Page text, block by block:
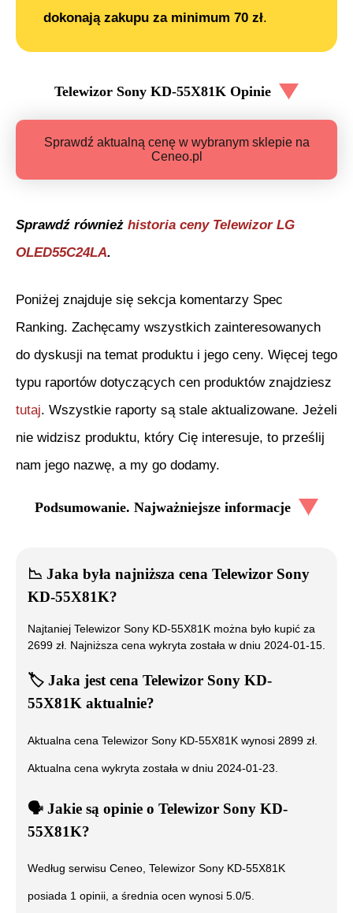
dokonają zakupu za minimum 70 zł.
Telewizor Sony KD-55X81K Opinie
Sprawdź aktualną cenę w wybranym sklepie na
Ceneo.pl
Sprawdź również historia ceny Telewizor LG
OLED55C24LA.
Poniżej znajduje się sekcja komentarzy Spec
Ranking. Zachęcamy wszystkich zainteresowanych
do dyskusji na temat produktu i jego ceny. Więcej tego
typu raportów dotyczących cen produktów znajdziesz
tutaj. Wszystkie raporty są stale aktualizowane. Jeżeli
nie widzisz produktu, który Cię interesuje, to prześlij
nam jego nazwę, a my go dodamy.
Podsumowanie. Najważniejsze informacje
📉 Jaka była najniższa cena Telewizor Sony
KD-55X81K?
Najtaniej Telewizor Sony KD-55X81K można było kupić za
2699 zł. Najniższa cena wykryta została w dniu 2024-01-15
🏷️ Jaka jest cena Telewizor Sony KD-
55X81K aktualnie?
Aktualna cena Telewizor Sony KD-55X81K wynosi 2899 zł.
Aktualna cena wykryta została w dniu 2024-01-23
🗣️ ️ Jakie są opinie o Telewizor Sony KD-
55X81K?
Według serwisu Ceneo, Telewizor Sony KD-55X81K
posiada 1 opinii, a średnia ocen wynosi 5.0/5.